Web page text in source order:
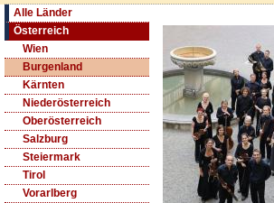
Alle Länder
Österreich
Wien
Burgenland
Kärnten
Niederösterreich
Oberösterreich
Salzburg
Steiermark
Tirol
Vorarlberg